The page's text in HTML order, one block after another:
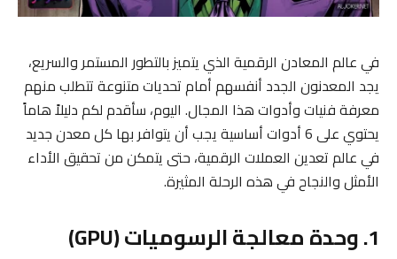
في عالم المعادن الرقمية الذي يتميز بالتطور المستمر والسريع،
يجد المعدنون الجدد أنفسهم أمام تحديات متنوعة تتطلب منهم
معرفة فنيات وأدوات هذا المجال. اليوم، سأقدم لكم دليلاً هاماً
يحتوي على 6 أدوات أساسية يجب أن يتوافر بها كل معدن جديد
في عالم تعدين العملات الرقمية، حتى يتمكن من تحقيق الأداء
الأمثل والنجاح في هذه الرحلة المثيرة.
1. وحدة معالجة الرسوميات (GPU)